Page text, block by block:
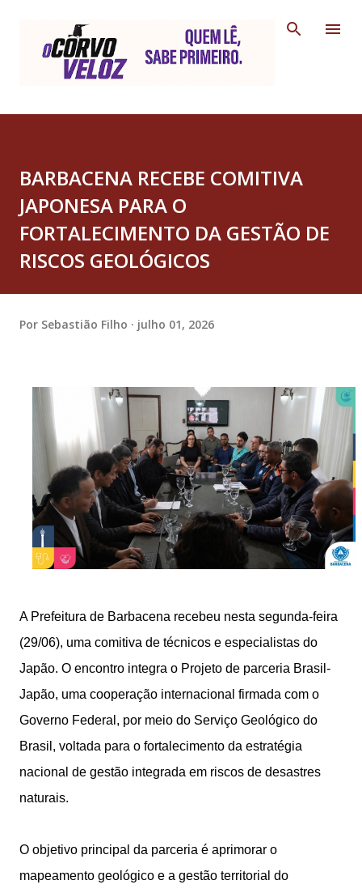
BARBACENA RECEBE COMITIVA
JAPONESA PARA O
FORTALECIMENTO DA GESTÃO DE
RISCOS GEOLÓGICOS
Por Sebastião Filho julho 01, 2026
A Prefeitura de Barbacena recebeu nesta segunda-feira
(29/06), uma comitiva de técnicos e especialistas do
Japão. O encontro integra o Projeto de parceria Brasil-
Japão, uma cooperação internacional firmada com o
Governo Federal, por meio do Serviço Geológico do
Brasil, voltada para o fortalecimento da estratégia
nacional de gestão integrada em riscos de desastres
naturais.
O objetivo principal da parceria é aprimorar o
mapeamento geológico e a gestão territorial do